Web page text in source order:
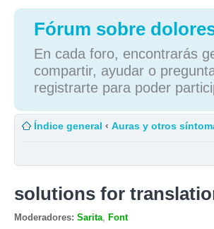
Fórum sobre
En cada foro, encontrarás
compartir, ayudar o
registrarte para poder
Índice general ‹ Auras y otros
solutions for
Moderadores: Sarita Font